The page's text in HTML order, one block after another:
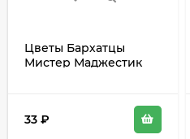
Цветы Бархатцы
Мистер Маджестик
отклоненные 60см
33 ₽